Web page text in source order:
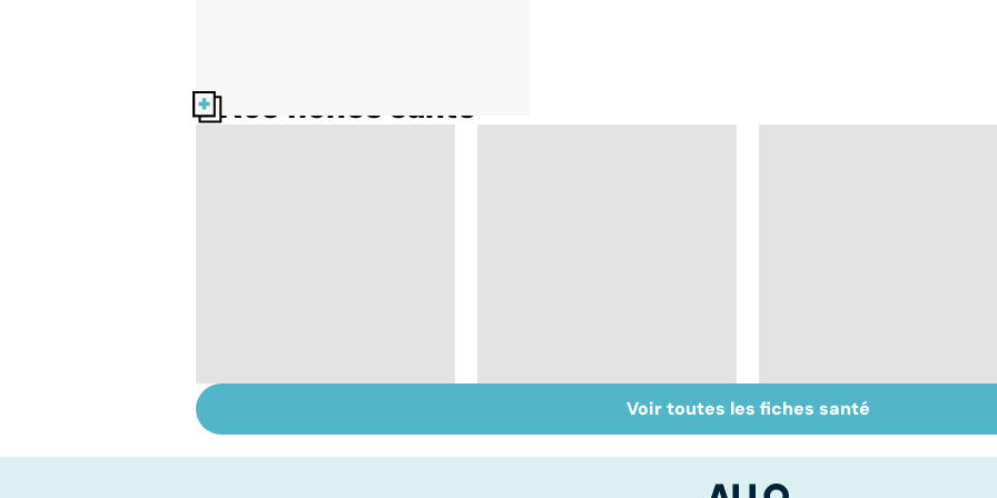
Nos fiches santé
les papillomavirus
Glandes salivaires :
les tumeurs de la
Peut-on soigner les
acouphènes ?
Voir toutes les fiches santé